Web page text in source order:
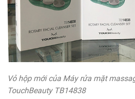
Vỏ hộp mới của Máy rửa mặt
TouchBeauty TB14838